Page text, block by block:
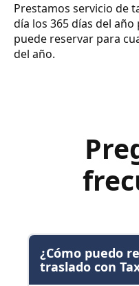
Prestamos servicio de
día los 365 días del año
puede reservar para
del año.
¿Cómo puedo
traslado con